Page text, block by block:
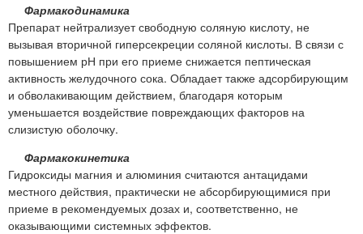
Фармакодинамика
Препарат нейтрализует свободную соляную кислоту, не
вызывая вторичной гиперсекреции соляной кислоты. В связи с
повышением рН при его приеме снижается пептическая
активность желудочного сока. Обладает также адсорбирующим
и обволакивающим действием, благодаря которым
уменьшается воздействие повреждающих факторов на
слизистую оболочку.
Фармакокинетика
Гидроксиды магния и алюминия считаются антацидами
местного действия, практически не абсорбирующимися при
приеме в рекомендуемых дозах и, соответственно, не
оказывающими системных эффектов.